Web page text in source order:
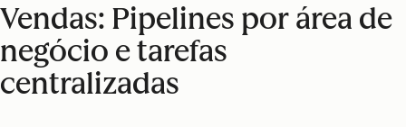
Vendas: Pipelines por área de
negócio e tarefas
centralizadas